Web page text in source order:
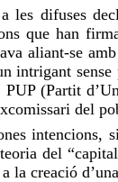
les difuses
que han
aliant-se
PUP(Partit
del
intencions, si
del
creació